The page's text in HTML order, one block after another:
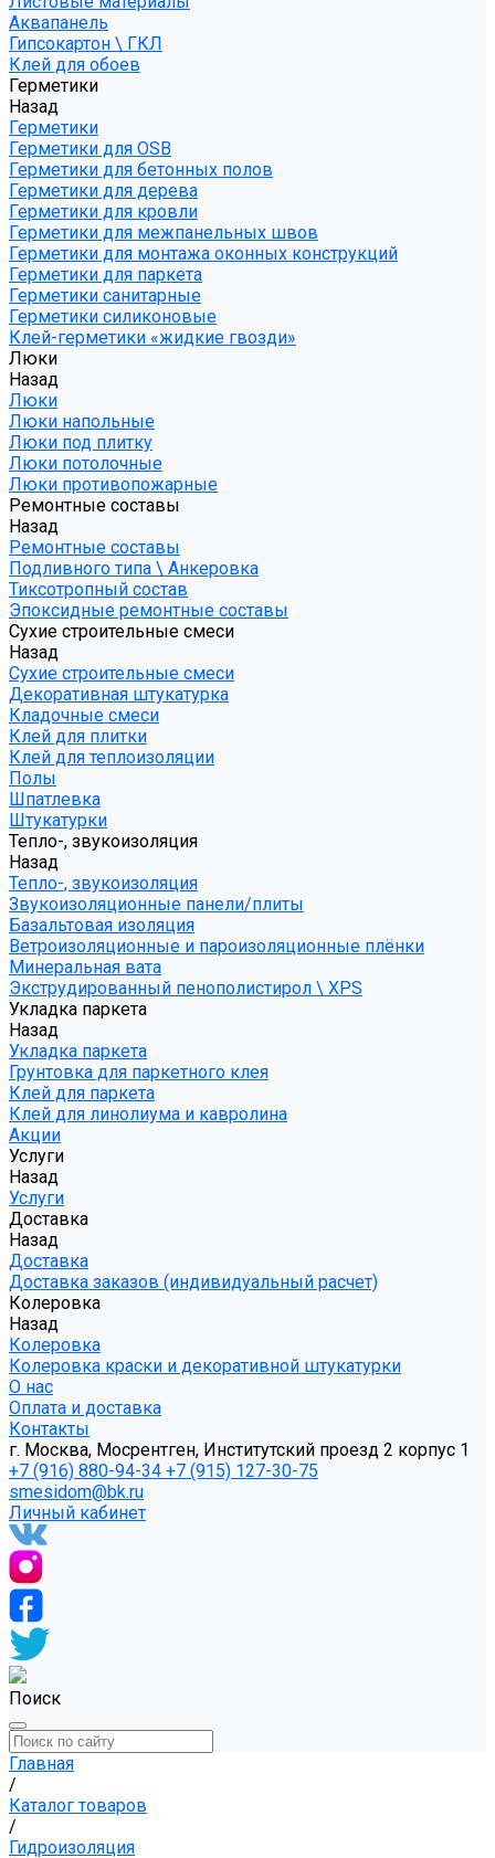
Аквапанель
Гипсокартон \ ГКЛ
Клей для обоев
Герметики
Назад
Герметики
Герметики для OSB
Герметики для бетонных полов
Герметики для дерева
Герметики для кровли
Герметики для межпанельных швов
Герметики для монтажа оконных конструкций
Герметики для паркета
Герметики санитарные
Герметики силиконовые
Клей-герметики «жидкие гвозди»
Люки
Назад
Люки
Люки напольные
Люки под плитку
Люки потолочные
Люки противопожарные
Ремонтные составы
Назад
Ремонтные составы
Подливного типа \ Анкеровка
Тиксотропный состав
Эпоксидные ремонтные составы
Сухие строительные смеси
Назад
Сухие строительные смеси
Декоративная штукатурка
Кладочные смеси
Клей для плитки
Клей для теплоизоляции
Полы
Шпатлевка
Штукатурки
Тепло-, звукоизоляция
Назад
Тепло-, звукоизоляция
Звукоизоляционные панели/плиты
Базальтовая изоляция
Ветроизоляционные и пароизоляционные плёнки
Минеральная вата
Экструдированный пенополистирол \ XPS
Укладка паркета
Назад
Укладка паркета
Грунтовка для паркетного клея
Клей для паркета
Клей для линолиума и кавролина
Акции
Услуги
Назад
Услуги
Доставка
Назад
Доставка
Доставка заказов (индивидуальный расчет)
Колеровка
Назад
Колеровка
Колеровка краски и декоративной штукатурки
О нас
Оплата и доставка
Контакты
г. Москва, Мосрентген, Институтский проезд 2 корпус 1
+7 (916) 880-94-34 +7 (915) 127-30-75
smesidom@bk.ru
Личный кабинет
Поиск
Главная
/
Каталог товаров
/
Гидроизоляция